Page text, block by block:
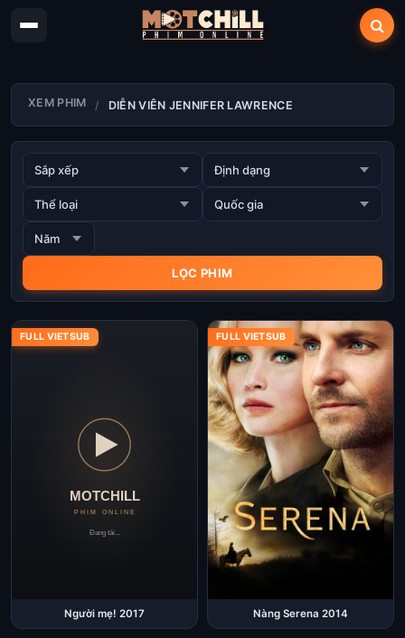
XEM PHIM DIỄN VIÊN JENNIFER LAWRENCE
FULL VIETSUB
Người mẹ! 2017
FULL VIETSUB
Nàng Serena 2014